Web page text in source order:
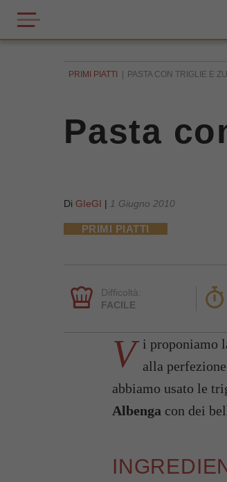
PRIMI PIATTI PASTA CON TRIGLIE E
Pasta
Di GIeGI | 1 Giugno 2010
PRIMI PIATTI
Difficoltà:
FACILE
V i proponiamo
alla
abbiamo usato le
Albenga con dei